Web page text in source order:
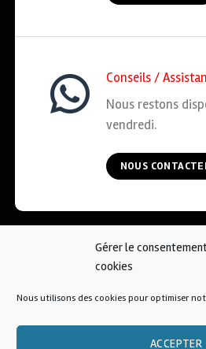
Gérer le
cookies
Nous utilisons des cookies pour optimiser
ACCEPTER
Conseils /
Nous restons
vendredi.
NOUS
COOKIES CGV